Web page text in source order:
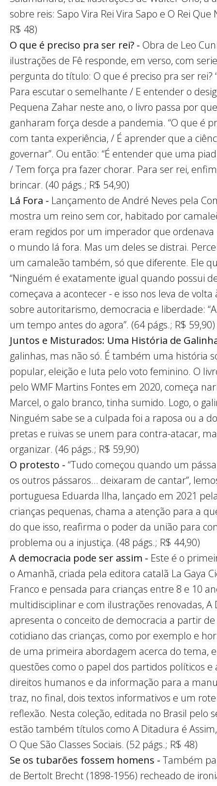
sobre reis: Sapo Vira Rei Vira Sapo e O Rei
R$ 48)
O que é preciso pra ser rei? - Obra de Leo
ilustrações de Fê responde, em verso, com
pergunta do título: O que é preciso pra ser rei?
Para escutar o semelhante / E entender o
Pequena Zahar neste ano, o livro passa por
ganharam força desde a pandemia. “O que é
com tanta experiência, / É aprender que a
governar”. Ou então: “É entender que uma
/ Tem força pra fazer chorar. Para ser rei,
brincar. (40 págs.; R$ 54,90)
Lá Fora - Lançamento de André Neves pela
mostra um reino sem cor, habitado por
eram regidos por um imperador que ordenava
o mundo lá fora. Mas um deles se distrai.
um camaleão também, só que diferente. Ele
“Ninguém é exatamente igual quando possui
começava a acontecer - e isso nos leva de
sobre autoritarismo, democracia e liberdade:
um tempo antes do agora”. (64 págs.; R$ 59,90)
Juntos e Misturados: Uma História de
galinhas, mas não só. É também uma história
popular, eleição e luta pelo voto feminino. O
pelo WMF Martins Fontes em 2020, começa
Marcel, o galo branco, tinha sumido. Logo, o
Ninguém sabe se a culpada foi a raposa ou a
pretas e ruivas se unem para contra-atacar,
organizar. (46 págs.; R$ 59,90)
O protesto - “Tudo começou quando um
os outros pássaros… deixaram de cantar”,
portuguesa Eduarda Ilha, lançado em 2021
crianças pequenas, chama a atenção para a
do que isso, reafirma o poder da união para
problema ou a injustiça. (48 págs.; R$ 44,90)
A democracia pode ser assim - Este é o
o Amanhã, criada pela editora catalã La Gaya
Franco e pensada para crianças entre 8 e 10
multidisciplinar e com ilustrações renovadas, A
apresenta o conceito de democracia a partir
cotidiano das crianças, como por exemplo e
de uma primeira abordagem acerca do tema,
questões como o papel dos partidos políticos
direitos humanos e da informação para a
traz, no final, dois textos informativos e um
reflexão. Nesta coleção, editada no Brasil pelo
estão também títulos como A Ditadura é
O Que São Classes Sociais. (52 págs.; R$ 48)
Se os tubarões fossem homens - Também
de Bertolt Brecht (1898-1956) recheado de